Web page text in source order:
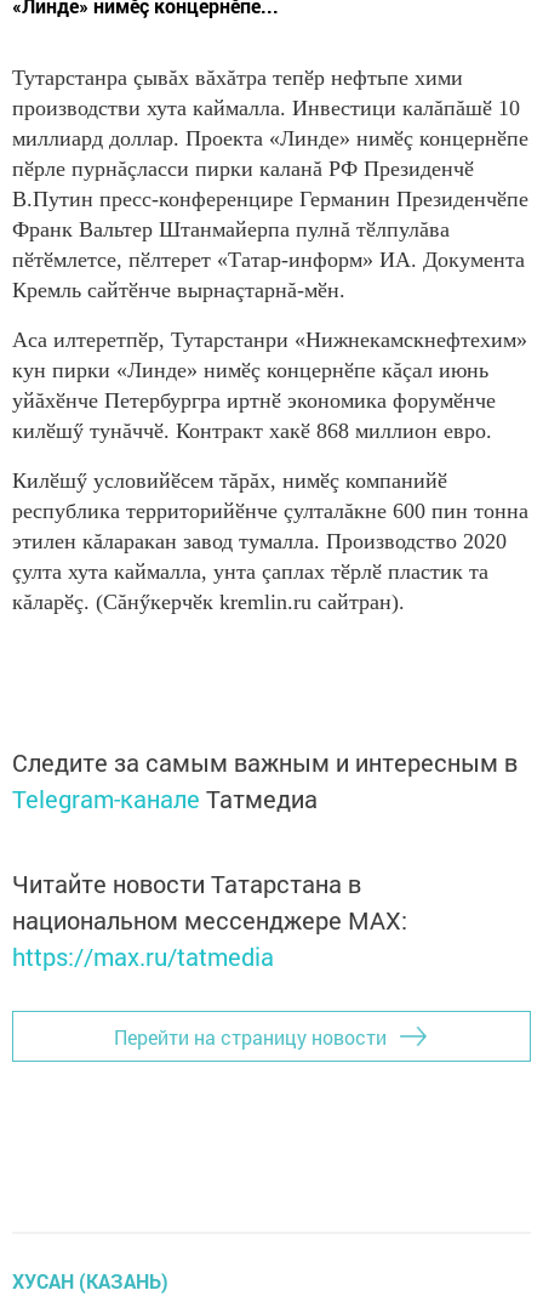
«Линде» нимӗç концернӗпе...
Тутарстанра çывăх вăхăтра тепӗр нефтьпе хими
производстви хута каймалла. Инвестици калăпăшӗ 10
миллиард доллар. Проекта «Линде» нимӗç концернӗпе
пӗрле пурнăçласси пирки каланă РФ Президенчӗ
В.Путин пресс-конференцире Германин Президенчӗпе
Франк Вальтер Штанмайерпа пулнă тӗлпулăва
пӗтӗмлетсе, пӗлтерет «Татар-информ» ИА. Документа
Кремль сайтӗнче вырнаçтарнă-мӗн.
Аса илтеретпӗр, Тутарстанри «Нижнекамскнефтехим»
кун пирки «Линде» нимӗç концернӗпе кăçал июнь
уйăхӗнче Петербургра иртнӗ экономика форумӗнче
килӗшӳ тунăччӗ. Контракт хакӗ 868 миллион евро.
Килӗшӳ условийӗсем тăрăх, нимӗç компанийӗ
республика территорийӗнче çулталăкне 600 пин тонна
этилен кăларакан завод тумалла. Производство 2020
çулта хута каймалла, унта çаплах тӗрлӗ пластик та
кăларӗç. (Сăнӳкерчӗк kremlin.ru сайтран).
Следите за самым важным и интересным в
Telegram-канале Татмедиа
Читайте новости Татарстана в
национальном мессенджере MАХ:
https://max.ru/tatmedia
Перейти на страницу новости
ХУСАН (КАЗАНЬ)